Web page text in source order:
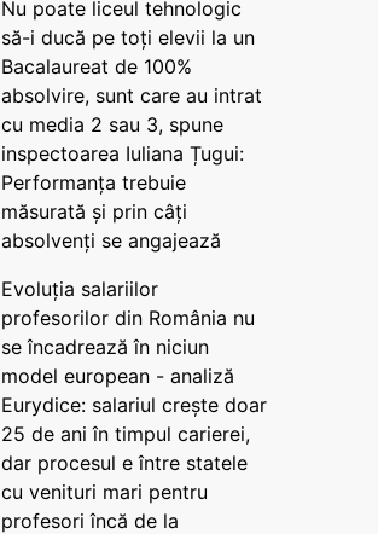
Nu poate liceul tehnologic
să-i ducă pe toți elevii la un
Bacalaureat de 100%
absolvire, sunt care au intrat
cu media 2 sau 3, spune
inspectoarea Iuliana Țugui:
Performanța trebuie
măsurată și prin câți
absolvenți se angajează
Evoluția salariilor
profesorilor din România nu
se încadrează în niciun
model european - analiză
Eurydice: salariul crește doar
25 de ani în timpul carierei,
dar procesul e între statele
cu venituri mari pentru
profesori încă de la